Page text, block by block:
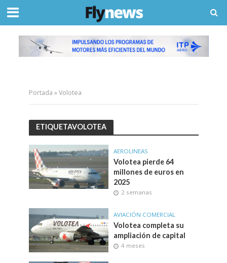
Portada »Volotea
ETIQUETAVOLOTEA
AEROLINEAS
Volotea pierde 64
millones de euros en
2025
2 semanas
AVIACIÓN COMERCIAL
Volotea completa su
ampliación de capital
4 meses